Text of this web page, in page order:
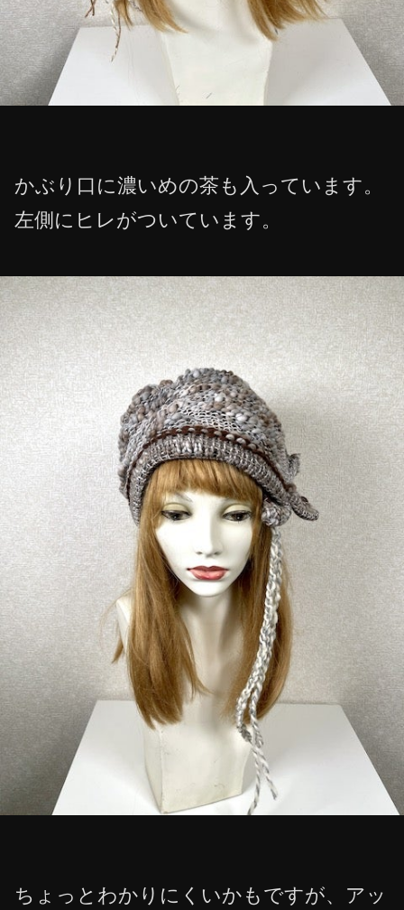
かぶり口に濃いめの茶も入っています。
左側にヒレがついています。
ちょっとわかりにくいかもですが、アッ